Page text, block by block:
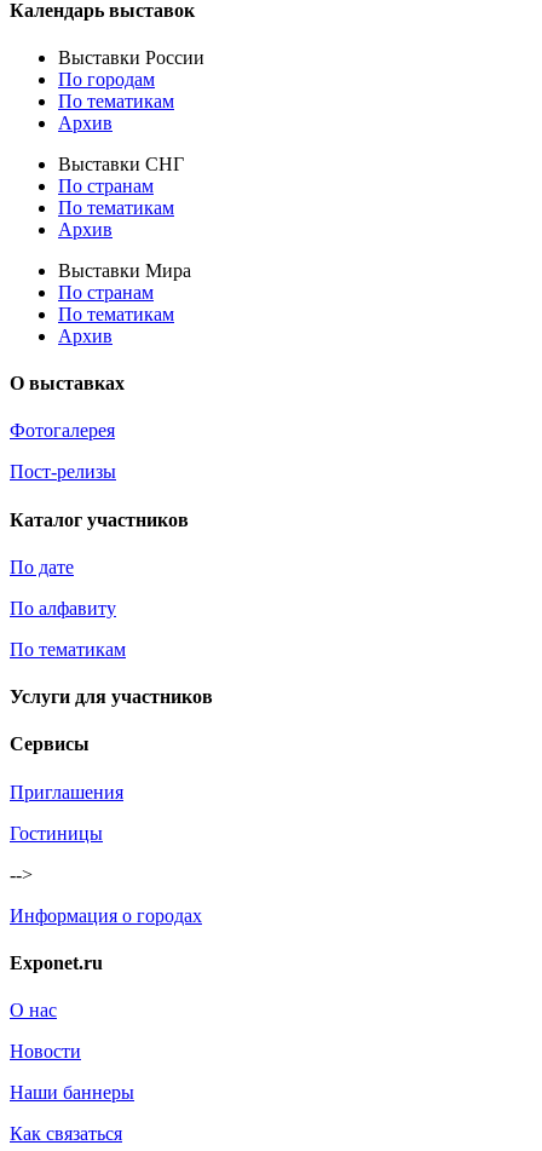
Календарь выставок
Выставки России
По городам
По тематикам
Архив
Выставки СНГ
По странам
По тематикам
Архив
Выставки Мира
По странам
По тематикам
Архив
О выставках
Фотогалерея
Пост-релизы
Каталог участников
По дате
По алфавиту
По тематикам
Услуги для участников
Сервисы
Приглашения
Гостиницы
-->
Информация о городах
Exponet.ru
О нас
Новости
Наши баннеры
Как связаться